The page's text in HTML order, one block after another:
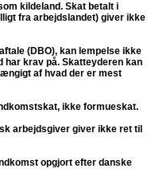
kildeland. Skat betalt i
fra arbejdslandet) giver ikke
(DBO), kan lempelse ikke
har krav på. Skatteyderen kan
af hvad der er mest
ikke formueskat.
arbejdsgiver giver ikke ret til
opgjort efter danske